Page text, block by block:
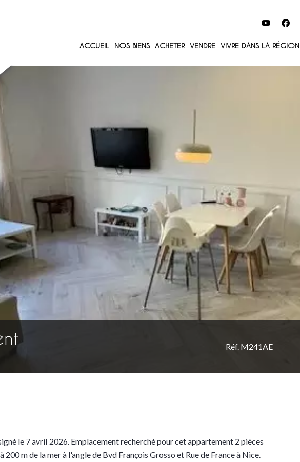
ACCUEIL NOS BIENS ACHETER VENDRE VIVRE DANS LA RÉGION
Réf. M241AE
le 7 avril 2026. Emplacement recherché pour cet appartement 2 pièces
m de la mer à l'angle de Bvd François Grosso et Rue de France à Nice.